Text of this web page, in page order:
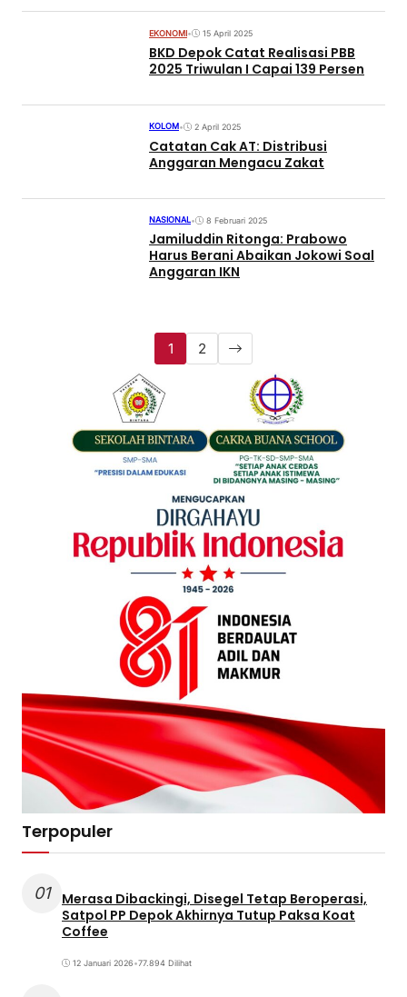
EKONOMI• 15 April 2025
BKD Depok Catat Realisasi PBB
2025 Triwulan I Capai 139 Persen
KOLOM• 2 April 2025
Catatan Cak AT: Distribusi
Anggaran Mengacu Zakat
NASIONAL• 8 Februari 2025
Jamiluddin Ritonga: Prabowo
Harus Berani Abaikan Jokowi Soal
Anggaran IKN
1 2
Terpopuler
01
Merasa Dibackingi, Disegel Tetap Beroperasi,
Satpol PP Depok Akhirnya Tutup Paksa Koat
Coffee
12 Januari 2026•77.894 Dilihat